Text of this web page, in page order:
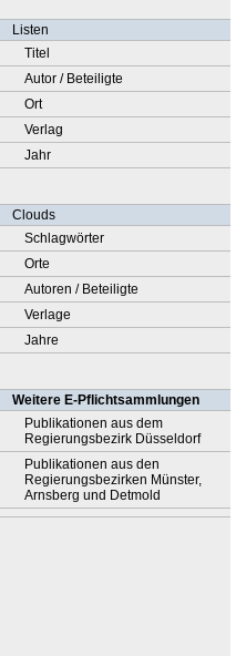
Listen
Titel
Autor / Beteiligte
Ort
Verlag
Jahr
Clouds
Schlagwörter
Orte
Autoren / Beteiligte
Verlage
Jahre
Weitere E-Pflichtsammlungen
Publikationen aus dem
Regierungsbezirk Düsseldorf
Publikationen aus den
Regierungsbezirken Münster,
Arnsberg und Detmold